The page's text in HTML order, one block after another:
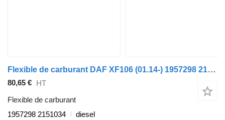
Flexible de carburant DAF XF106 (01.14-) 1957298 2151034 pour tracteur routier DAF XF106 (2014-)
80,65 € HT
Flexible de carburant
1957298 2151034
diesel